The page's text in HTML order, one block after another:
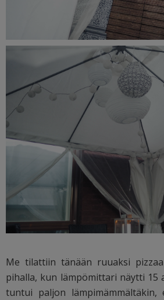
Me tilattiin tänään ruuaksi
pihalla, kun lämpömittari näytti 15
tuntui paljon lämpimämmältäkin,